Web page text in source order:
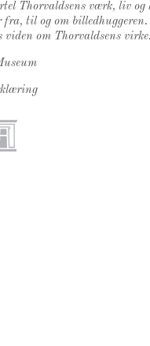
Thorvaldsens værk, liv og
til og om billedhuggeren.
om Thorvaldsens virke.